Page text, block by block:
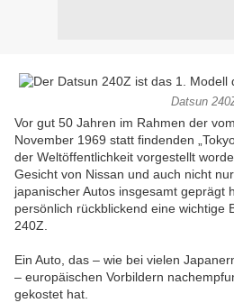
Datsun
Vor gut 50 Jahren im Rahmen der
November 1969 statt findenden
der Weltöffentlichkeit vorgestellt
Gesicht von Nissan und auch nicht
japanischer Autos insgesamt geprägt
persönlich rückblickend eine wichtige
240Z.
Ein Auto, das – wie bei vielen
– europäischen Vorbildern
gekostet hat.